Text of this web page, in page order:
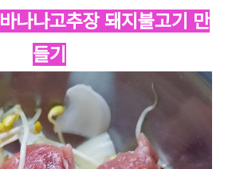
바나나고추장 돼지불고기 만
들기